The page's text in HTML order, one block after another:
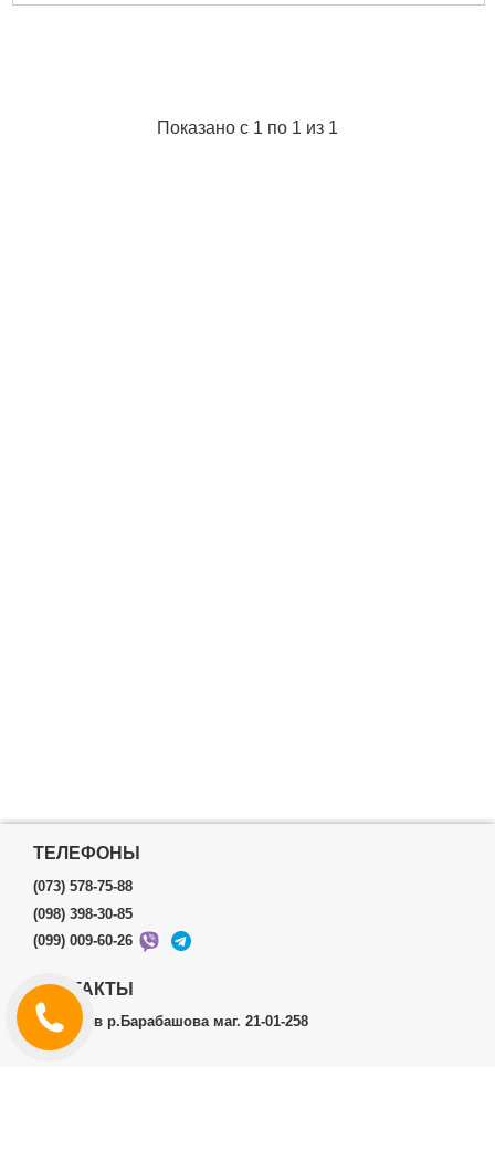
Показано с 1 по 1 из 1
ТЕЛЕФОНЫ
(073) 578-75-88
(098) 398-30-85
(099) 009-60-26
КОНТАКТЫ
г.Харьков р.Барабашова маг. 21-01-258